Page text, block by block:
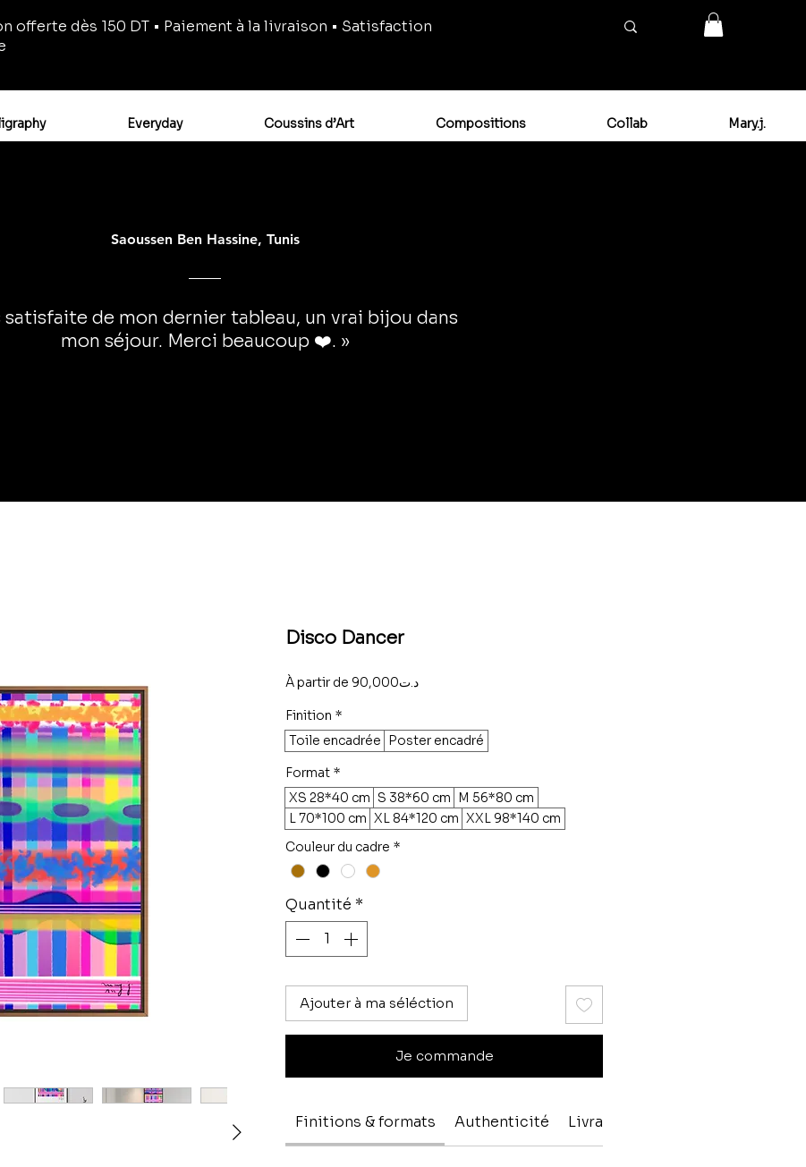
offerte dès 150 DT • Paiement à la livraison • Satisfaction
Everyday Coussins d’Art Compositions Collab Mary.j.
Saoussen Ben Hassine, Tunis
satisfaite de mon dernier tableau, un vrai bijou dans
mon séjour. Merci beaucoup ❤️. »
Disco Dancer
À partir de 90,000د.تPrix
Finition *
Toile encadrée Poster encadré
Format *
XS 28*40 cm S 38*60 cm M 56*80 cm
L 70*100 cm XL 84*120 cm XXL 98*140 cm
Couleur du cadre *
Quantité *
Ajouter à ma séléction
Je commande
Finitions & formats Authenticité Livraison & paiment